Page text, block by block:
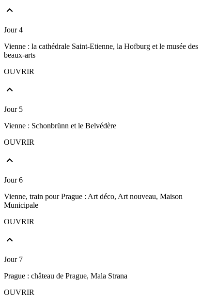
Jour 4
Vienne : la cathédrale Saint-Etienne, la Hofburg et le musée des
beaux-arts
OUVRIR
Jour 5
Vienne : Schonbrünn et le Belvédère
OUVRIR
Jour 6
Vienne, train pour Prague : Art déco, Art nouveau, Maison
Municipale
OUVRIR
Jour 7
Prague : château de Prague, Mala Strana
OUVRIR